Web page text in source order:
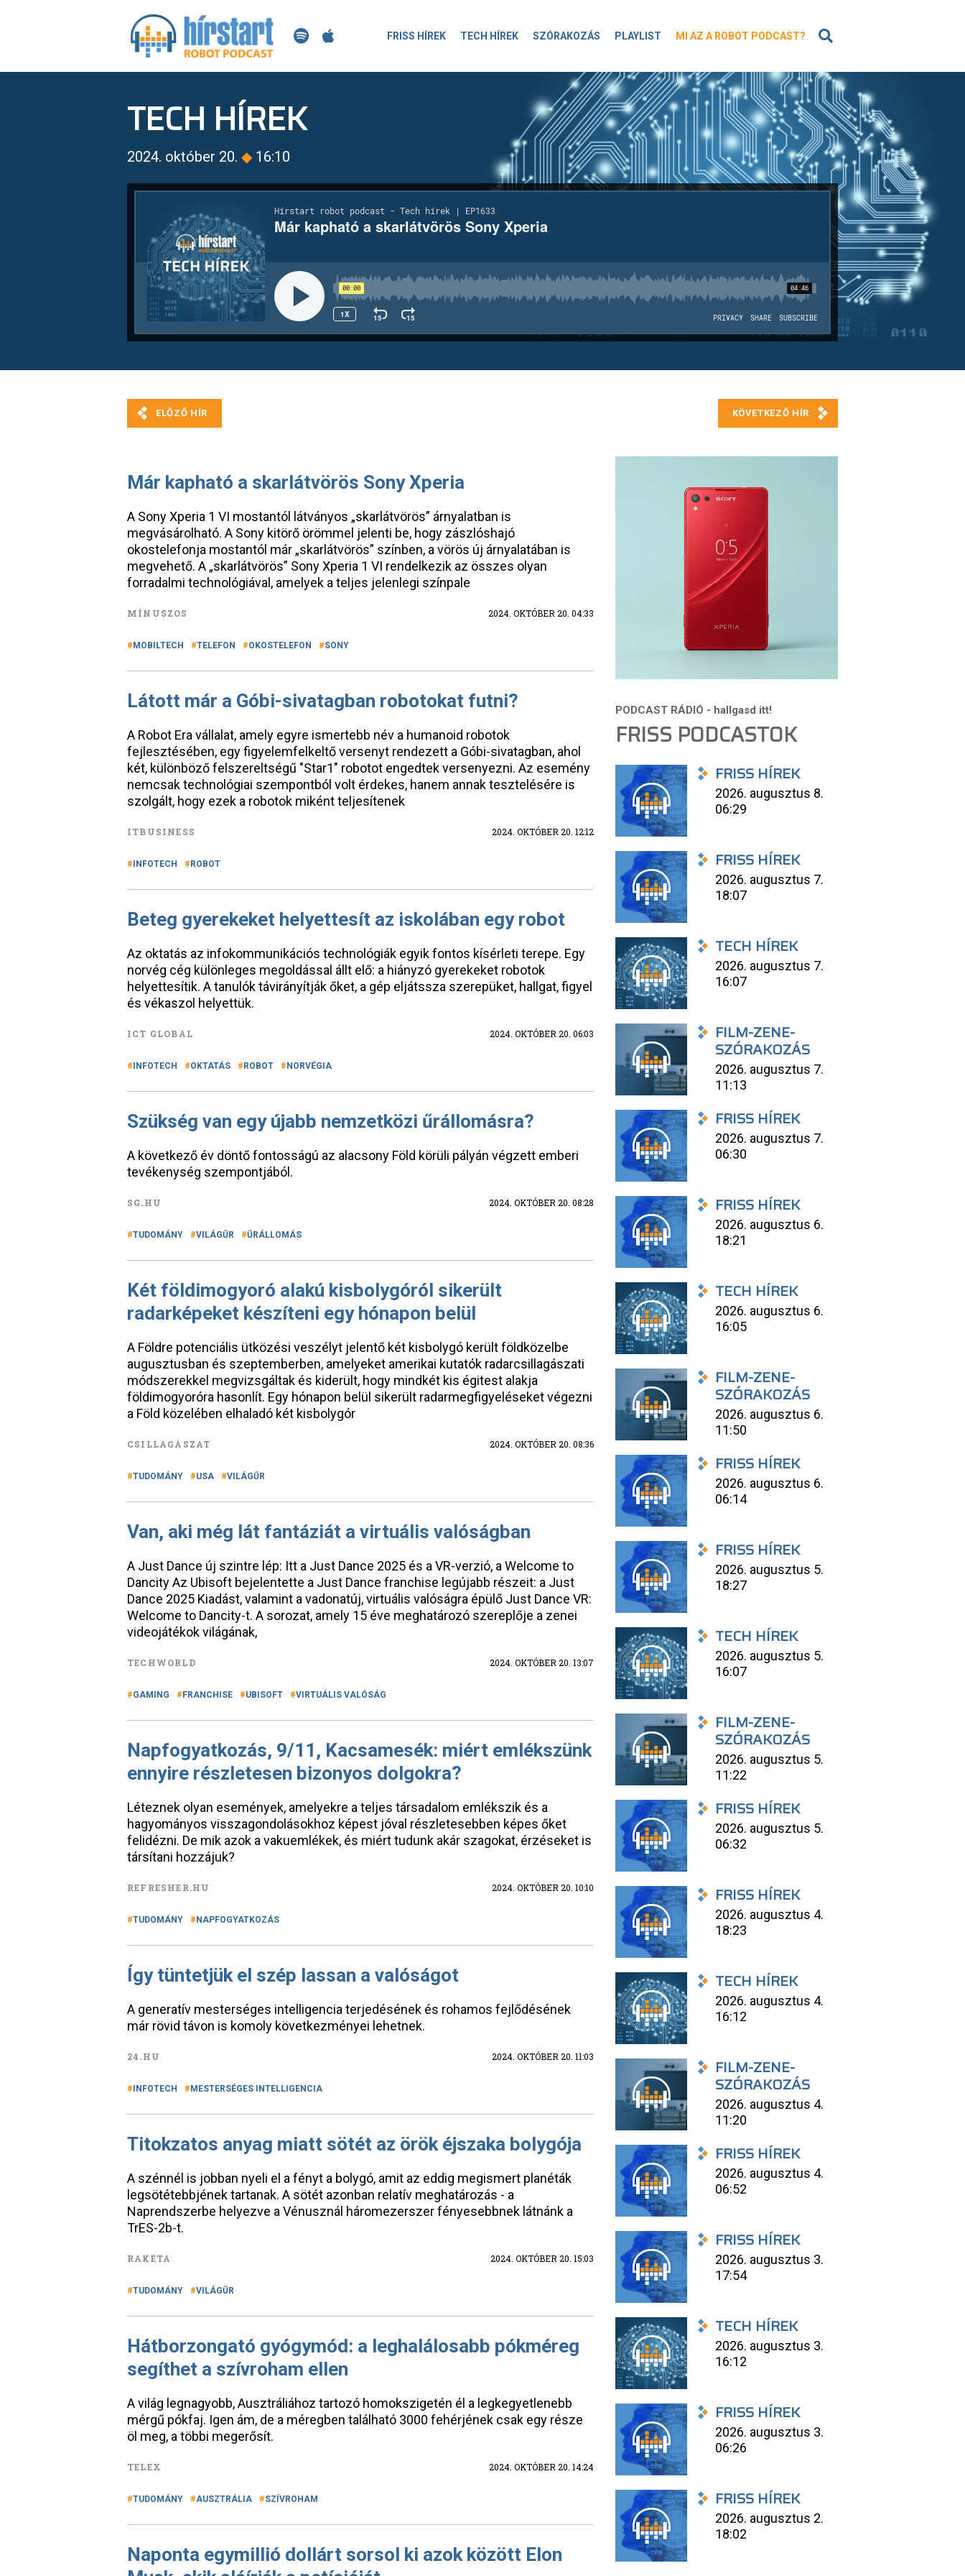
FRISS HÍREK TECH HÍREK SZÓRAKOZÁS PLAYLIST MI AZ A ROBOT PODCAST?
TECH HÍREK
2024. október 20. ◆ 16:10
Már kapható a skarlátvörös Sony Xperia
A Sony Xperia 1 VI mostantól látványos „skarlátvörös” árnyalatban is
megvásárolható. A Sony kitörő örömmel jelenti be, hogy zászlóshajó
okostelefonja mostantól már „skarlátvörös” színben, a vörös új árnyalatában is
megvehető. A „skarlátvörös” Sony Xperia 1 VI rendelkezik az összes olyan
forradalmi technológiával, amelyek a teljes jelenlegi színpale
MÍNUSZOS 2024. OKTÓBER 20. 04:33
MOBILTECH TELEFON OKOSTELEFON SONY
Látott már a Góbi-sivatagban robotokat futni?
A Robot Era vállalat, amely egyre ismertebb név a humanoid robotok
fejlesztésében, egy figyelemfelkeltő versenyt rendezett a Góbi-sivatagban, ahol
két, különböző felszereltségű "Star1" robotot engedtek versenyezni. Az esemény
nemcsak technológiai szempontból volt érdekes, hanem annak tesztelésére is
szolgált, hogy ezek a robotok miként teljesítenek
ITBUSINESS 2024. OKTÓBER 20. 12:12
INFOTECH ROBOT
Beteg gyerekeket helyettesít az iskolában egy robot
Az oktatás az infokommunikációs technológiák egyik fontos kísérleti terepe. Egy
norvég cég különleges megoldással állt elő: a hiányzó gyerekeket robotok
helyettesítik. A tanulók távirányítják őket, a gép eljátssza szerepüket, hallgat, figyel
és vékaszol helyettük.
ICT GLOBAL 2024. OKTÓBER 20. 06:03
INFOTECH OKTATÁS ROBOT NORVÉGIA
Szükség van egy újabb nemzetközi űrállomásra?
A következő év döntő fontosságú az alacsony Föld körüli pályán végzett emberi
tevékenység szempontjából.
SG.HU 2024. OKTÓBER 20. 08:28
TUDOMÁNY VILÁGŰR ŰRÁLLOMÁS
Két földimogyoró alakú kisbolygóról sikerült
radarképeket készíteni egy hónapon belül
A Földre potenciális ütközési veszélyt jelentő két kisbolygó került földközelbe
augusztusban és szeptemberben, amelyeket amerikai kutatók radarcsillagászati
módszerekkel megvizsgáltak és kiderült, hogy mindkét kis égitest alakja
földimogyoróra hasonlít. Egy hónapon belül sikerült radarmegfigyeléseket végezni
a Föld közelében elhaladó két kisbolygór
CSILLAGÁSZAT 2024. OKTÓBER 20. 08:36
TUDOMÁNY USA VILÁGŰR
Van, aki még lát fantáziát a virtuális valóságban
A Just Dance új szintre lép: Itt a Just Dance 2025 és a VR-verzió, a Welcome to
Dancity Az Ubisoft bejelentette a Just Dance franchise legújabb részeit: a Just
Dance 2025 Kiadást, valamint a vadonatúj, virtuális valóságra épülő Just Dance VR:
Welcome to Dancity-t. A sorozat, amely 15 éve meghatározó szereplője a zenei
videojátékok világának,
TECHWORLD 2024. OKTÓBER 20. 13:07
GAMING FRANCHISE UBISOFT VIRTUÁLIS VALÓSÁG
Napfogyatkozás, 9/11, Kacsamesék: miért emlékszünk
ennyire részletesen bizonyos dolgokra?
Léteznek olyan események, amelyekre a teljes társadalom emlékszik és a
hagyományos visszagondolásokhoz képest jóval részletesebben képes őket
felidézni. De mik azok a vakuemlékek, és miért tudunk akár szagokat, érzéseket is
társítani hozzájuk?
REFRESHER.HU 2024. OKTÓBER 20. 10:10
TUDOMÁNY NAPFOGYATKOZÁS
Így tüntetjük el szép lassan a valóságot
A generatív mesterséges intelligencia terjedésének és rohamos fejlődésének
már rövid távon is komoly következményei lehetnek.
24.HU 2024. OKTÓBER 20. 11:03
INFOTECH MESTERSÉGES INTELLIGENCIA
Titokzatos anyag miatt sötét az örök éjszaka bolygója
A szénnél is jobban nyeli el a fényt a bolygó, amit az eddig megismert planéták
legsötétebbjének tartanak. A sötét azonban relatív meghatározás - a
Naprendszerbe helyezve a Vénusznál háromezerszer fényesebbnek látnánk a
TrES-2b-t.
RAKÉTA 2024. OKTÓBER 20. 15:03
TUDOMÁNY VILÁGŰR
Hátborzongató gyógymód: a leghalálosabb pókméreg
segíthet a szívroham ellen
A világ legnagyobb, Ausztráliához tartozó homokszigetén él a legkegyetlenebb
mérgű pókfaj. Igen ám, de a méregben található 3000 fehérjének csak egy része
öl meg, a többi megerősít.
TELEX 2024. OKTÓBER 20. 14:24
TUDOMÁNY AUSZTRÁLIA SZÍVROHAM
Naponta egymillió dollárt sorsol ki azok között Elon
FRISS PODCASTOK
FRISS HÍREK
2026. augusztus 8.
06:29
FRISS HÍREK
2026. augusztus 7.
18:07
TECH HÍREK
2026. augusztus 7.
16:07
FILM-ZENE-
SZÓRAKOZÁS
2026. augusztus 7.
11:13
FRISS HÍREK
2026. augusztus 7.
06:30
FRISS HÍREK
2026. augusztus 6.
18:21
TECH HÍREK
2026. augusztus 6.
16:05
FILM-ZENE-
SZÓRAKOZÁS
2026. augusztus 6.
11:50
FRISS HÍREK
2026. augusztus 6.
06:14
FRISS HÍREK
2026. augusztus 5.
18:27
TECH HÍREK
2026. augusztus 5.
16:07
FILM-ZENE-
SZÓRAKOZÁS
2026. augusztus 5.
11:22
FRISS HÍREK
2026. augusztus 5.
06:32
FRISS HÍREK
2026. augusztus 4.
18:23
TECH HÍREK
2026. augusztus 4.
16:12
FILM-ZENE-
SZÓRAKOZÁS
2026. augusztus 4.
11:20
FRISS HÍREK
2026. augusztus 4.
06:52
FRISS HÍREK
2026. augusztus 3.
17:54
TECH HÍREK
2026. augusztus 3.
16:12
FRISS HÍREK
2026. augusztus 3.
06:26
FRISS HÍREK
2026. augusztus 2.
18:02